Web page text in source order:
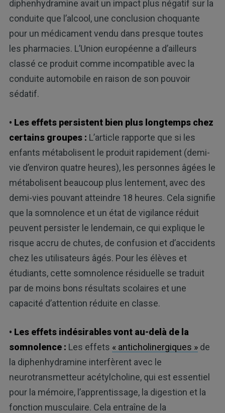
diphenhydramine avait un impact plus négatif sur la
conduite que l’alcool, une conclusion choquante
pour un médicament vendu dans presque toutes
les pharmacies. L’Union européenne a d’ailleurs
classé ce produit comme incompatible avec la
conduite automobile en raison de son pouvoir
sédatif.
• Les effets persistent bien plus longtemps chez
certains groupes : L’article rapporte que si les
enfants métabolisent le produit rapidement (demi-
vie d’environ quatre heures), les personnes âgées le
métabolisent beaucoup plus lentement, avec des
demi-vies pouvant atteindre 18 heures. Cela signifie
que la somnolence et un état de vigilance réduit
peuvent persister le lendemain, ce qui explique le
risque accru de chutes, de confusion et d’accidents
chez les utilisateurs âgés. Pour les élèves et
étudiants, cette somnolence résiduelle se traduit
par de moins bons résultats scolaires et une
capacité d’attention réduite en classe.
• Les effets indésirables vont au-delà de la
somnolence : Les effets « anticholinergiques »de
la diphenhydramine interfèrent avec le
neurotransmetteur acétylcholine, qui est essentiel
pour la mémoire, l’apprentissage, la digestion et la
fonction musculaire. Cela entraîne de la